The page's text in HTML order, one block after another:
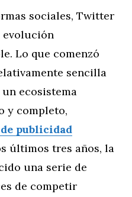
sociales, Twitter
evolución
Lo que comenzó
sencilla
ecosistema
y completo,
publicidad
últimos tres años, la
una serie de
de competir